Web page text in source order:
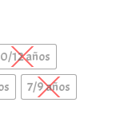
12 años
7/9 años